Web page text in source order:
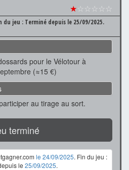
★☆☆☆☆☆
du jeu : Terminé depuis le 25/09/2025.
pour le Vélotour à
(≈15 €)
au tirage au sort.
terminé
le 24/09/2025. Fin du jeu :
le 25/09/2025.